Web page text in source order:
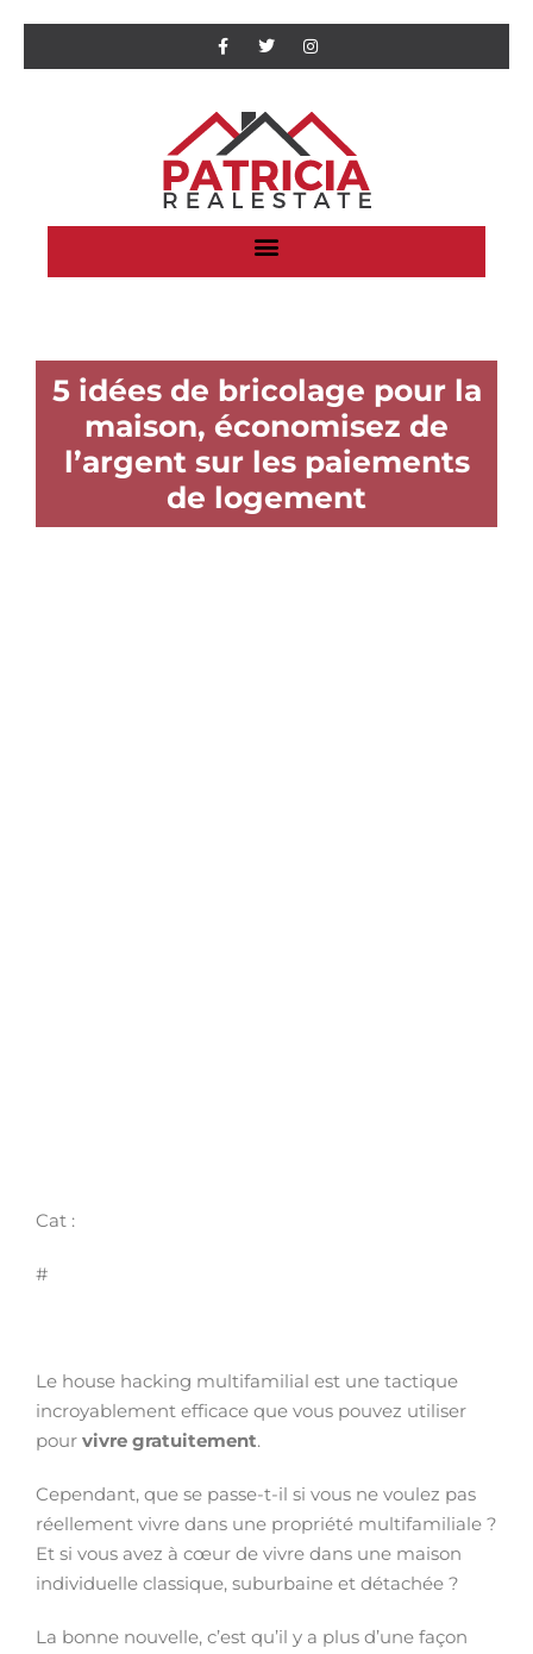
5 idées de bricolage pour la
maison, économisez de
l’argent sur les paiements
de logement
Cat :
#
Le house hacking multifamilial est une tactique
incroyablement efficace que vous pouvez utiliser
pour vivre gratuitement.
Cependant, que se passe-t-il si vous ne voulez pas
réellement vivre dans une propriété multifamiliale ?
Et si vous avez à cœur de vivre dans une maison
individuelle classique, suburbaine et détachée ?
La bonne nouvelle, c’est qu’il y a plus d’une façon